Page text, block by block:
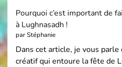
Pourquoi c’est important de
à Lughnasadh !
par Stéphanie
Dans cet article, je vous parle
créatif qui entoure la fête de